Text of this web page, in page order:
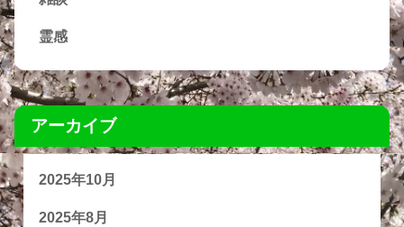
霊感
アーカイブ
2025年10月
2025年8月